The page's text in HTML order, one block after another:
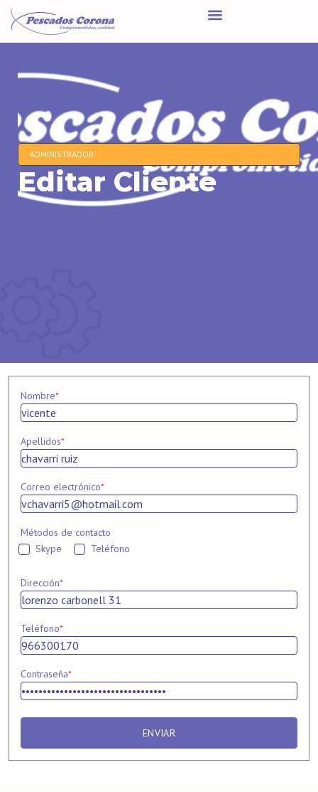
ADMINISTRADOR
Editar Cliente
Nombre*
Apellidos*
Correo electrónico*
Métodos de contacto
Skype
Teléfono
Dirección*
Teléfono*
Contraseña*
ENVIAR